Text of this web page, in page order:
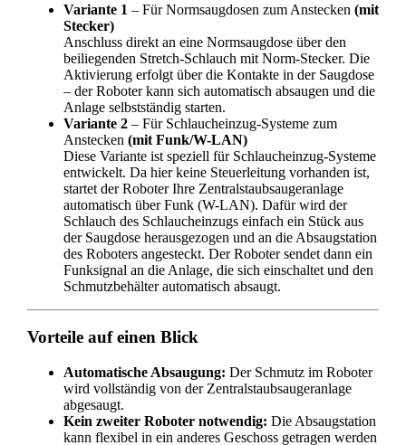
Variante 1 – Für Normsaugdosen zum Anstecken (mit
Stecker)
Anschluss direkt an eine Normsaugdose über den
beiliegenden Stretch-Schlauch mit Norm-Stecker. Die
Aktivierung erfolgt über die Kontakte in der Saugdose
– der Roboter kann sich automatisch absaugen und die
Anlage selbstständig starten.
Variante 2 – Für Schlaucheinzug-Systeme zum
Anstecken (mit Funk/W-LAN)
Diese Variante ist speziell für Schlaucheinzug-Systeme
entwickelt. Da hier keine Steuerleitung vorhanden ist,
startet der Roboter Ihre Zentralstaubsaugeranlage
automatisch über Funk (W-LAN). Dafür wird der
Schlauch des Schlaucheinzugs einfach ein Stück aus
der Saugdose herausgezogen und an die Absaugstation
des Roboters angesteckt. Der Roboter sendet dann ein
Funksignal an die Anlage, die sich einschaltet und den
Schmutzbehälter automatisch absaugt.
Vorteile auf einen Blick
Automatische Absaugung: Der Schmutz im Roboter
wird vollständig von der Zentralstaubsaugeranlage
abgesaugt.
Kein zweiter Roboter notwendig: Die Absaugstation
kann flexibel in ein anderes Geschoss getragen werden